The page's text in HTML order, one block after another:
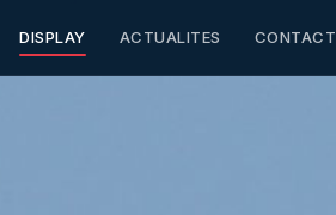
DISPLAY ACTUALITES CONTACT